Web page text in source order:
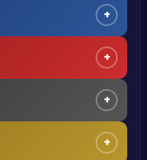
+
+
+
+